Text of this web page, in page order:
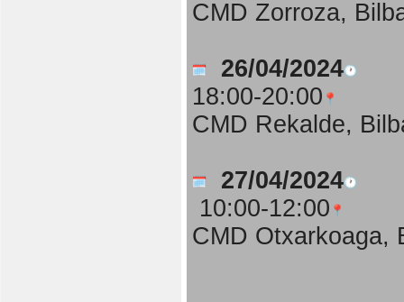
CMD Zorroza,
26/04/2024
18:00-20:00
CMD Rekalde,
27/04/2024
10:00-12:00
CMD Otxarkoaga,